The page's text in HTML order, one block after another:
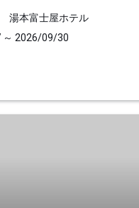
湯本富士屋ホテル
～ 2026/09/30